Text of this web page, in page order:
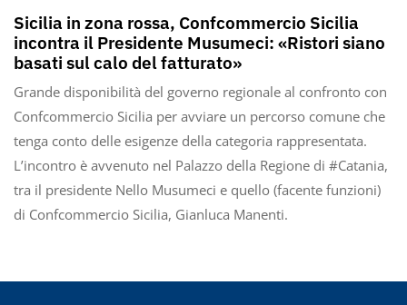
Sicilia in zona rossa, Confcommercio Sicilia
incontra il Presidente Musumeci: «Ristori siano
basati sul calo del fatturato»
Grande disponibilità del governo regionale al confronto con
Confcommercio Sicilia per avviare un percorso comune che
tenga conto delle esigenze della categoria rappresentata.
L’incontro è avvenuto nel Palazzo della Regione di #Catania,
tra il presidente Nello Musumeci e quello (facente funzioni)
di Confcommercio Sicilia, Gianluca Manenti.